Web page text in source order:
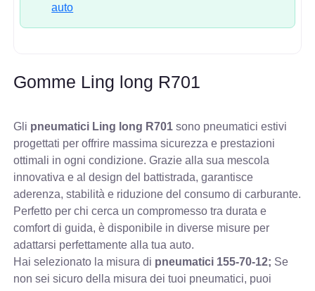
auto
Gomme Ling long R701
Gli pneumatici Ling long R701 sono pneumatici estivi
progettati per offrire massima sicurezza e prestazioni
ottimali in ogni condizione. Grazie alla sua mescola
innovativa e al design del battistrada, garantisce
aderenza, stabilità e riduzione del consumo di carburante.
Perfetto per chi cerca un compromesso tra durata e
comfort di guida, è disponibile in diverse misure per
adattarsi perfettamente alla tua auto.
Hai selezionato la misura di pneumatici 155-70-12; Se
non sei sicuro della misura dei tuoi pneumatici, puoi